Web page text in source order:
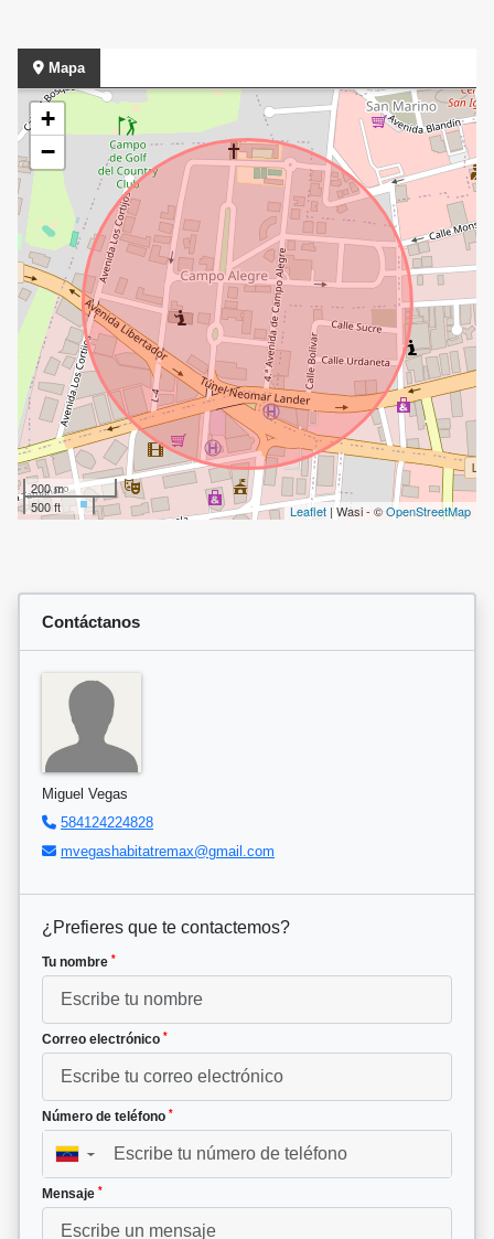
Mapa
+
−
200 m
500 ft
Leaflet | Wasi - ©OpenStreetMap
Contáctanos
Miguel Vegas
584124224828
mvegashabitatremax@gmail.com
¿Prefieres que te contactemos?
Tu nombre *
Correo electrónico *
Número de teléfono *
▼
Mensaje *